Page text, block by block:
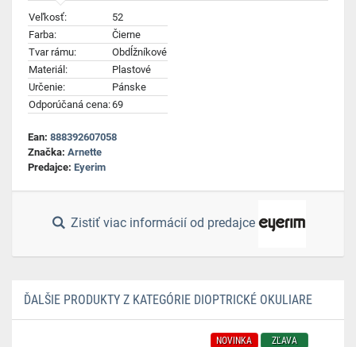
Veľkosť:
52
Farba:
Čierne
Tvar rámu:
Obdĺžníkové
Materiál:
Plastové
Určenie:
Pánske
Odporúčaná cena:69
Ean: 888392607058
Značka: Arnette
Predajce: Eyerim
Zistiť viac informácií od predajce
ĎALŠIE PRODUKTY Z KATEGÓRIE DIOPTRICKÉ OKULIARE
NOVINKA ZĽAVA